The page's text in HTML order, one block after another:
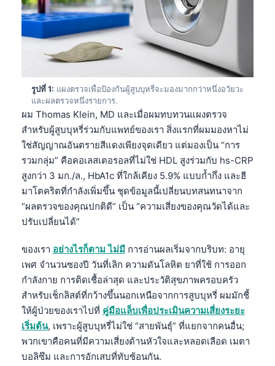
รูปที่ 1: แผงตรวจเพื่อป้องกันผู้สูบบุหรี่จะมองมากกว่าหนึ่งอวัยวะ
และผลตรวจหนึ่งรายการ.
ผม Thomas Klein, MD และเมื่อผมทบทวนแผงตรวจ
สำหรับผู้สูบบุหรี่ร่วมกับแพทย์ของเรา สิ่งแรกที่ผมมองหาไม่
ใช่สัญญาณอันตรายสีแดงเพียงจุดเดียว แต่มองเป็น “การ
รวมกลุ่ม” คือคอเลสเตอรอลที่ไม่ใช่ HDL สูงร่วมกับ hs-CRP
สูงกว่า 3 มก./ล., HbA1c ที่ใกล้เคียง 5.9% แบบก้ำกึ่ง และฮี
มาโตคริตที่กำลังเพิ่มขึ้น ชุดข้อมูลนี้เปลี่ยนบทสนทนาจาก
“ผลตรวจของคุณปกติดี” เป็น “ความเสี่ยงของคุณวัดได้และ
ปรับเปลี่ยนได้”
ของเรา อย่างไรก็ตาม ไม่มี การอ่านผลเริ่มจากบริบท: อายุ
เพศ จำนวนซองปี วันที่เลิก ความดันโลหิต ยาที่ใช้ การออก
กำลังกาย การติดเชื้อล่าสุด และประวัติสุขภาพครอบครัว
สำหรับเช็กลิสต์ที่กว้างขึ้นนอกเหนือจากการสูบบุหรี่ ผมมักชี้
ให้ผู้ป่วยของเราไปที่ คู่มือแล็บเพื่อประเมินความเสี่ยงระยะ
เริ่มต้น, เพราะผู้สูบบุหรี่ไม่ใช่ “สายพันธุ์” ที่แยกจากคนอื่น;
พวกเขาคือคนที่มีความเสี่ยงด้านหัวใจและหลอดเลือด เมตา
บอลิซึม และการอักเสบที่ทับซ้อนกัน.